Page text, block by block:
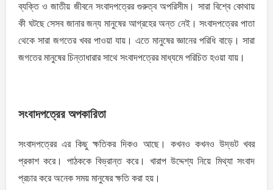
ব্যক্তি ও জাতীয় জীবনে সংবাদপত্রের গুরুত্ব অপরিসীম। সারা বিশ্বে কোথায়
কী ঘটছে সেসব জানার জন্য মানুষের আগ্রহের অন্ত নেই। সংবাদপত্রের পাতা
থেকে সারা জগতের খবর পাওয়া যায়। এতে মানুষের জ্ঞানের পরিধি বাড়ে। সারা
জগতের মানুষের চিন্তাধারার সাথে সংবাদপত্রের মাধ্যমে পরিচিত হওয়া যায়।
সংবাদপত্রের অপকারিতা
সংবাদপত্রের এর কিছু ক্ষতিকর দিকও আছে। কখনও কখনও উদ্ভট খবর
প্রকাশ করে। পাঠককে বিভ্রান্ত করে। খারাপ উদ্দেশ্য নিয়ে মিথ্যা সংবাদ
প্রচার করে অনেক সময় মানুষের ক্ষতি করা হয়।